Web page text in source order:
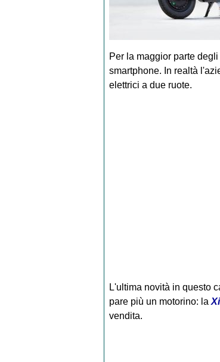
Per la maggior parte
smartphone. In realtà
elettrici a due ruote.
L'ultima novità in questo
pare più un motorino: la
vendita.